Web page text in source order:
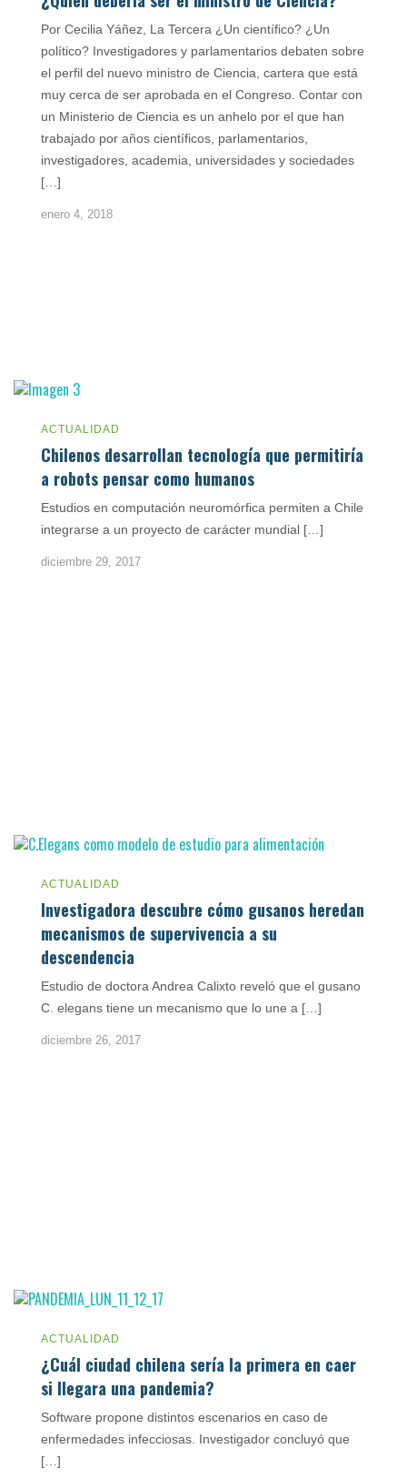
Por Cecilia Yáñez, La Tercera ¿Un científico? ¿Un
político? Investigadores y parlamentarios debaten sobre
el perfil del nuevo ministro de Ciencia, cartera que está
muy cerca de ser aprobada en el Congreso. Contar con
un Ministerio de Ciencia es un anhelo por el que han
trabajado por años científicos, parlamentarios,
investigadores, academia, universidades y sociedades
[…]
enero 4, 2018
ACTUALIDAD
Chilenos desarrollan tecnología que permitiría
a robots pensar como humanos
Estudios en computación neuromórfica permiten a Chile
integrarse a un proyecto de carácter mundial […]
diciembre 29, 2017
ACTUALIDAD
Investigadora descubre cómo gusanos heredan
mecanismos de supervivencia a su
descendencia
Estudio de doctora Andrea Calixto reveló que el gusano
C. elegans tiene un mecanismo que lo une a […]
diciembre 26, 2017
ACTUALIDAD
¿Cuál ciudad chilena sería la primera en caer
si llegara una pandemia?
Software propone distintos escenarios en caso de
enfermedades infecciosas. Investigador concluyó que
[…]